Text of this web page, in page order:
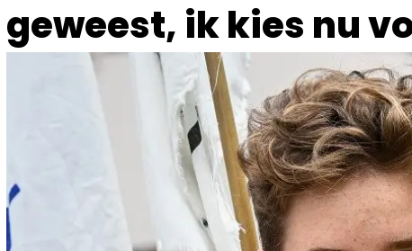
geweest, ik kies nu